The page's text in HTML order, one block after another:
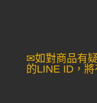
✉如對商品有
的LINE ID，